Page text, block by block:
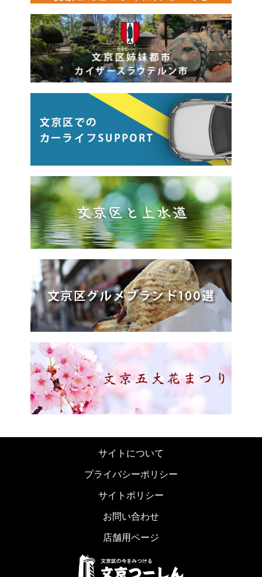
サイトについて
プライバシーポリシー
サイトポリシー
お問い合わせ
店舗用ページ